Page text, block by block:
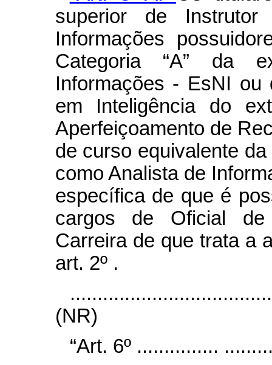
superior de
Informações
Categoria “A” da
Informações - EsNI ou
em Inteligência do
Aperfeiçoamento de
de curso equivalente
como Analista de
específica de que é
cargos de Oficial de
Carreira de que trata a
art. 2º .
(NR)
“Art. 6º ...............